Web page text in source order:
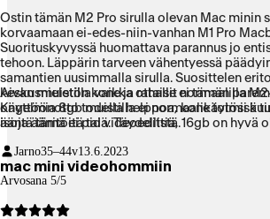
Ostin tämän M2 Pro sirulla olevan Mac minin
korvaamaan ei-edes-niin-vanhan M1 Pro
Suorituskyvyssä huomattava parannus jo
tehoon. Läppärin tarveen vähentyessä
samantien uusimmalla sirulla. Suosittelen
keskusmuistilla vaikka ottaisit normaalilla
ongelmia 8gb muistilla ei normaalikäytössä
isoja äänitöitä tai videoedittiä, 16gb on hyvä
Aivan mieletön kone ja rahalle ei tämän
Käyttöönotto todella helppoa, kone toimii
ääntä tämä ei pidä. Täydellistä.
Jarno35–44v13.6.2023
mac mini videohommiin
Arvosana 5/5